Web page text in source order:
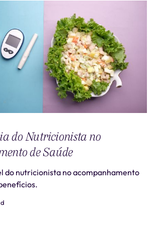
do Nutricionista no
de Saúde
do nutricionista no acompanhamento